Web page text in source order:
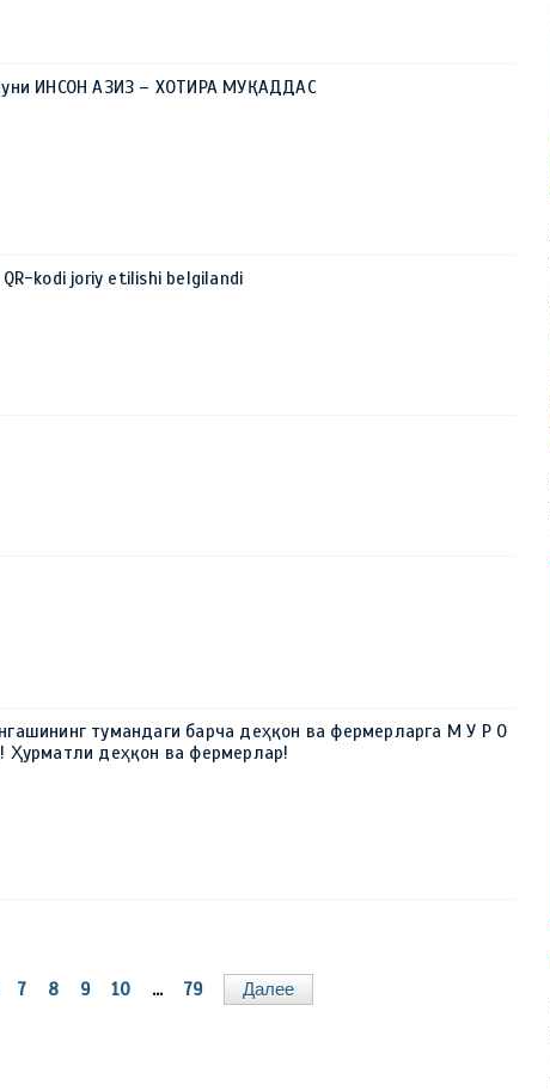
ИНСОН АЗИЗ – ХОТИРА МУҚАДДАС
kodi joriy etilishi belgilandi
тумандаги барча деҳқон ва фермерларга М У Р О
деҳқон ва фермерлар!
7 8 9 10 ... 79 Далее